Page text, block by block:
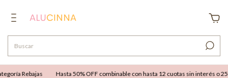
Rebajas Hasta 50% OFF combinable con hasta 12 cuotas sin interés o